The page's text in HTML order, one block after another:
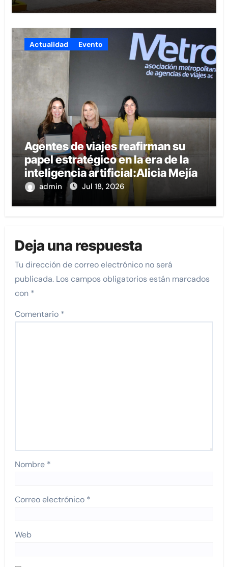
Actualidad Evento
Agentes de viajes reafirman su
papel estratégico en la era de la
inteligencia artificial:Alicia Mejía
admin Jul 18, 2026
Deja una respuesta
Tu dirección de correo electrónico no será
publicada. Los campos obligatorios están marcados
con *
Comentario *
Nombre *
Correo electrónico *
Web